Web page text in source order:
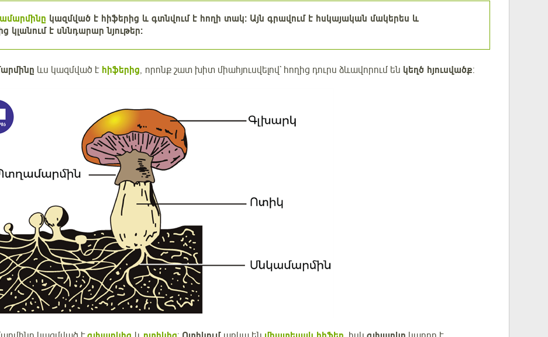
կազմված է հիֆերից և գտնվում է հողի տակ: Այն գրավում է հսկայական մակերես և
կլանում է սննդարար նյութեր:
ևս կազմված է հիֆերից, որոնք շատ խիտ միահյուսվելով` հողից դուրս ձևավորում են կեղծ հյուսվածք: